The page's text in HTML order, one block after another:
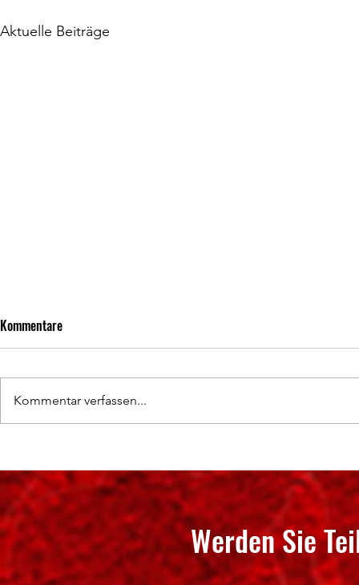
Aktuelle Beiträge
spannende Titelentscheidungen
Kommentare
Kommentar verfassen...
Werden Sie